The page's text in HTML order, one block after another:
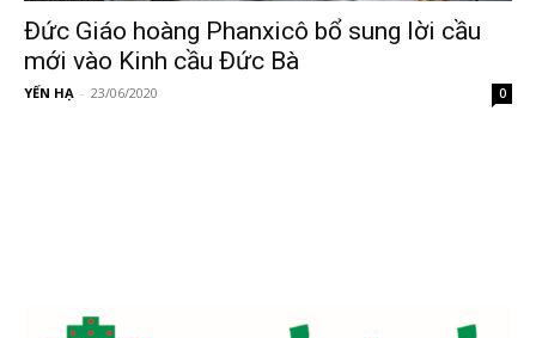
Đức Giáo hoàng Phanxicô bổ sung lời cầu
mới vào Kinh cầu Đức Bà
YẾN HẠ - 23/06/2020 0